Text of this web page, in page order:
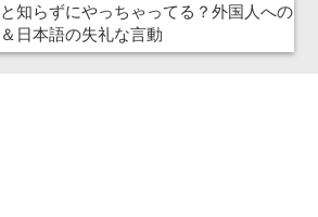
知らずにやっちゃってる？外国人への
日本語の失礼な言動